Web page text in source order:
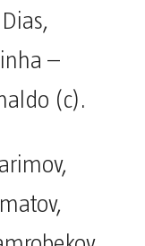
–
(c).